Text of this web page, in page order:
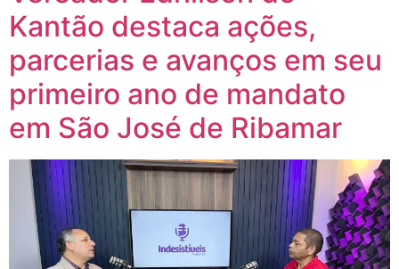
Kantão destaca ações,
parcerias e avanços em seu
primeiro ano de mandato
em São José de Ribamar